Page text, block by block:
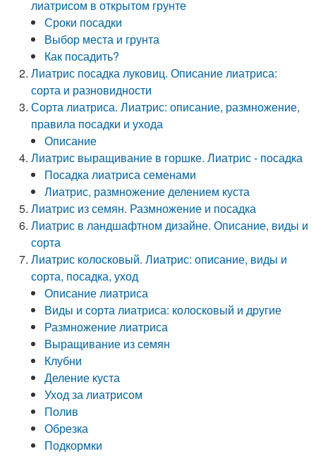
лиатрисом в открытом грунте
Сроки посадки
Выбор места и грунта
Как посадить?
Лиатрис посадка луковиц. Описание лиатриса:
сорта и разновидности
Сорта лиатриса. Лиатрис: описание, размножение,
правила посадки и ухода
Описание
Лиатрис выращивание в горшке. Лиатрис - посадка
Посадка лиатриса семенами
Лиатрис, размножение делением куста
Лиатрис из семян. Размножение и посадка
Лиатрис в ландшафтном дизайне. Описание, виды и
сорта
Лиатрис колосковый. Лиатрис: описание, виды и
сорта, посадка, уход
Описание лиатриса
Виды и сорта лиатриса: колосковый и другие
Размножение лиатриса
Выращивание из семян
Клубни
Деление куста
Уход за лиатрисом
Полив
Обрезка
Подкормки